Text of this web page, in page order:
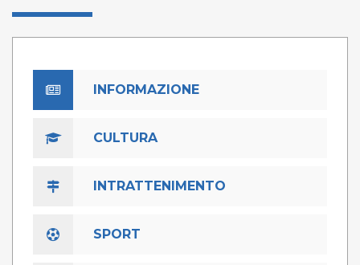
INFORMAZIONE
CULTURA
INTRATTENIMENTO
SPORT